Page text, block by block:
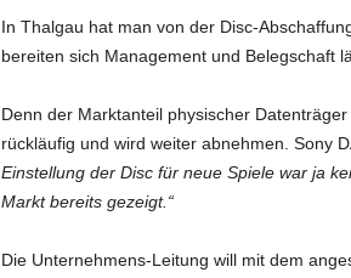
In Thalgau hat man von der Disc-
bereiten sich Management und Belegschaft
Denn der Marktanteil physischer
rückläufig und wird weiter abnehmen. Sony
Einstellung der Disc für neue Spiele war ja
Markt bereits gezeigt.“
Die Unternehmens-Leitung will mit dem